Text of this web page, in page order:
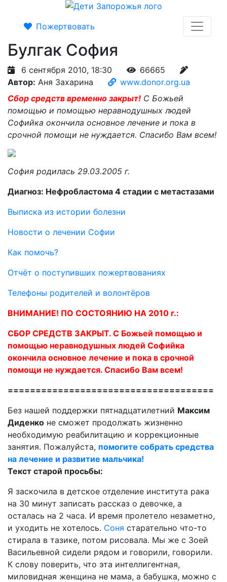
Пожертвовать
Булгак София
6 сентября 2010, 18:30
66665
Автор: Аня Захарина
www.donor.org.ua
Сбор средств временно закрыт! C Божьей
помощью и помощью неравнодушных людей
Софийка окончила основное лечение и пока в
срочной помощи не нуждается. Спасибо Вам всем!
София родилась 29.03.2005 г.
Диагноз: Нефробластома 4 стадии с метастазами
Выписка из истории болезни
Новости о лечении Софии
Как помочь?
Отчёт о поступивших пожертвованиях
Телефоны родителей и волонтёров
ВНИМАНИЕ! ПО СОСТОЯНИЮ НА 2010 г.:
СБОР СРЕДСТВ ЗАКРЫТ. C Божьей помощью и
помощью неравнодушных людей Софийка
окончила основное лечение и пока в срочной
помощи не нуждается. Спасибо Вам всем!
=====================================
Без нашей поддержки пятнадцатилетний Максим
Диденко не сможет продолжать жизненно
необходимую реабилитацию и коррекционные
занятия. Пожалуйста, помогите собрать средства
на лечение и развитие мальчика!
Текст старой просьбы:
Я заскочила в детское отделение института рака
на 30 минут записать рассказ о девочке, а
осталась на 2 часа. И время пролетело незаметно,
и уходить не хотелось. Соня старательно что-то
стирала в тазике, потом рисовала. Мы же с Зоей
Васильевной сидели рядом и говорили, говорили.
К слову поверить, что эта интеллигентная,
миловидная женщина не мама, а бабушка, можно с